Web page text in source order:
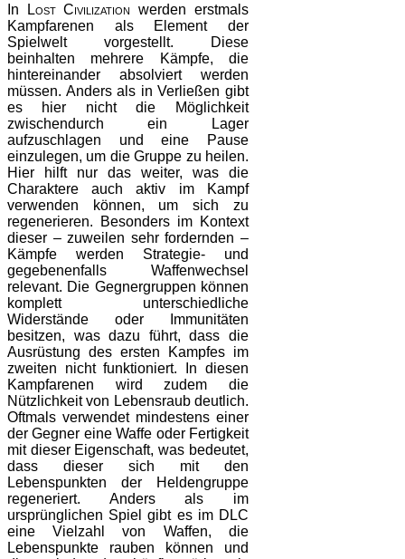
In Lost Civilization werden erstmals
Kampfarenen als Element der
Spielwelt vorgestellt. Diese
beinhalten mehrere Kämpfe, die
hintereinander absolviert werden
müssen. Anders als in Verließen gibt
es hier nicht die Möglichkeit
zwischendurch ein Lager
aufzuschlagen und eine Pause
einzulegen, um die Gruppe zu heilen.
Hier hilft nur das weiter, was die
Charaktere auch aktiv im Kampf
verwenden können, um sich zu
regenerieren. Besonders im Kontext
dieser – zuweilen sehr fordernden –
Kämpfe werden Strategie- und
gegebenenfalls Waffenwechsel
relevant. Die Gegnergruppen können
komplett unterschiedliche
Widerstände oder Immunitäten
besitzen, was dazu führt, dass die
Ausrüstung des ersten Kampfes im
zweiten nicht funktioniert. In diesen
Kampfarenen wird zudem die
Nützlichkeit von Lebensraub deutlich.
Oftmals verwendet mindestens einer
der Gegner eine Waffe oder Fertigkeit
mit dieser Eigenschaft, was bedeutet,
dass dieser sich mit den
Lebenspunkten der Heldengruppe
regeneriert. Anders als im
ursprünglichen Spiel gibt es im DLC
eine Vielzahl von Waffen, die
Lebenspunkte rauben können und